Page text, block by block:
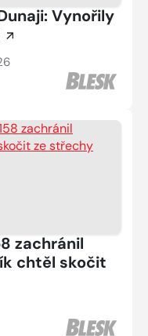
Vynořily
zachránil
chtěl skočit